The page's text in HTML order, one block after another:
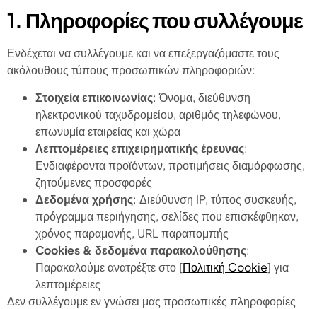
1. Πληροφορίες που συλλέγουμε
Ενδέχεται να συλλέγουμε και να επεξεργαζόμαστε τους
ακόλουθους τύπους προσωπικών πληροφοριών:
Στοιχεία επικοινωνίας: Όνομα, διεύθυνση
ηλεκτρονικού ταχυδρομείου, αριθμός τηλεφώνου,
επωνυμία εταιρείας και χώρα
Λεπτομέρειες επιχειρηματικής έρευνας:
Ενδιαφέροντα προϊόντων, προτιμήσεις διαμόρφωσης,
ζητούμενες προσφορές
Δεδομένα χρήσης: Διεύθυνση IP, τύπος συσκευής,
πρόγραμμα περιήγησης, σελίδες που επισκέφθηκαν,
χρόνος παραμονής, URL παραπομπής
Cookies & δεδομένα παρακολούθησης:
Παρακαλούμε ανατρέξτε στο [Πολιτική Cookie] για
λεπτομέρειες
Δεν συλλέγουμε εν γνώσει μας προσωπικές πληροφορίες